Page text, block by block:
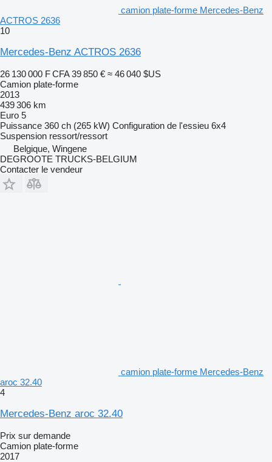
camion plate-forme Mercedes-Benz
ACTROS 2636
10
Mercedes-Benz ACTROS 2636
26 130 000 F CFA 39 850 € ≈ 46 040 $US
Camion plate-forme
2013
439 306 km
Euro 5
Puissance 360 ch (265 kW) Configuration de l'essieu 6x4
Suspension ressort/ressort
Belgique, Wingene
DEGROOTE TRUCKS-BELGIUM
Contacter le vendeur
camion plate-forme Mercedes-Benz
aroc 32.40
4
Mercedes-Benz aroc 32.40
Prix sur demande
Camion plate-forme
2017